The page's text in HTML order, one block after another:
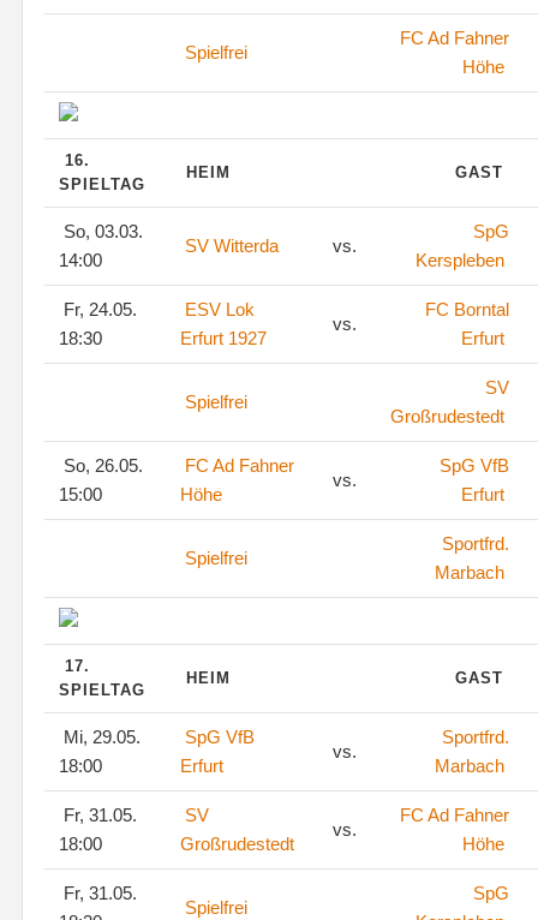
Spielfrei
FC Ad Fahner
Höhe
16.
SPIELTAG
HEIM GAST
So, 03.03.
14:00
SV Witterda vs.
SpG
Kerspleben
Fr, 24.05.
18:30
ESV Lok
Erfurt 1927
vs.
FC Borntal
Erfurt
Spielfrei
SV
Großrudestedt
So, 26.05.
15:00
FC Ad Fahner
Höhe
vs.
SpG VfB
Erfurt
Spielfrei
Sportfrd.
Marbach
17.
SPIELTAG
HEIM GAST
Mi, 29.05.
18:00
SpG VfB
Erfurt
vs.
Sportfrd.
Marbach
Fr, 31.05.
18:00
SV
Großrudestedt
vs.
FC Ad Fahner
Höhe
Fr, 31.05.
Spielfrei
SpG